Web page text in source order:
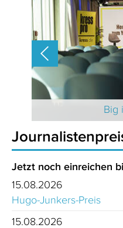
Big
Jetzt noch einreichen
15.08.2026
Hugo-Junkers-Preis
15.08.2026